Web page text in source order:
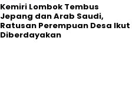
Kemiri Lombok Tembus
Jepang dan Arab Saudi,
Ratusan Perempuan Desa Ikut
Diberdayakan